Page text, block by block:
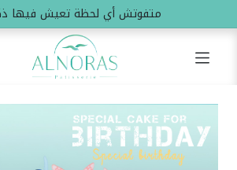
متفوتش أي لحظة تعيش فيها